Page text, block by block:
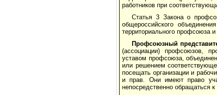
работников при
Статья 3 Закона о
общероссийского
территориального профсоюза
Профсоюзный
(ассоциации) профсо­юзов,
уставом профсоюза,
или реше­нием
посещать организации и
и прав. Они имеют право
непосредственно обра­щаться